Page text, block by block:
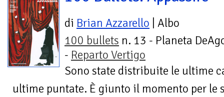
di Brian Azzarello | Albo
100 bullets n. 13 - Planeta
- Reparto Vertigo
Sono state distribuite le ultime
ultime puntate. È giunto il momento per le